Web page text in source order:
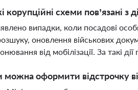
корупційні схеми пов’язані з
випадки, коли посадові
оновлення військових
від мобілізації. За такі
можна оформити відстрочку